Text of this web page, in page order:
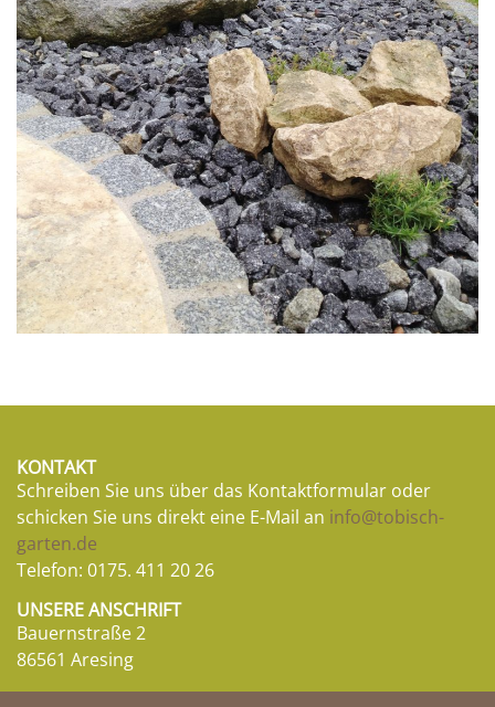
KONTAKT
Schreiben Sie uns über das Kontaktformular oder
schicken Sie uns direkt eine E-Mail an info@tobisch-
garten.de
Telefon: 0175. 411 20 26
UNSERE ANSCHRIFT
Bauernstraße 2
86561 Aresing